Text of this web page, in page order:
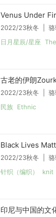
Venus Under
2022/23秋冬 | 骆
日月星辰/星座
古老的伊朗
2022/23秋冬 | 骆
民族 Ethnic
Black Lives
2022/23秋冬 | 骆
针织（编织） knit
印尼与中国的文